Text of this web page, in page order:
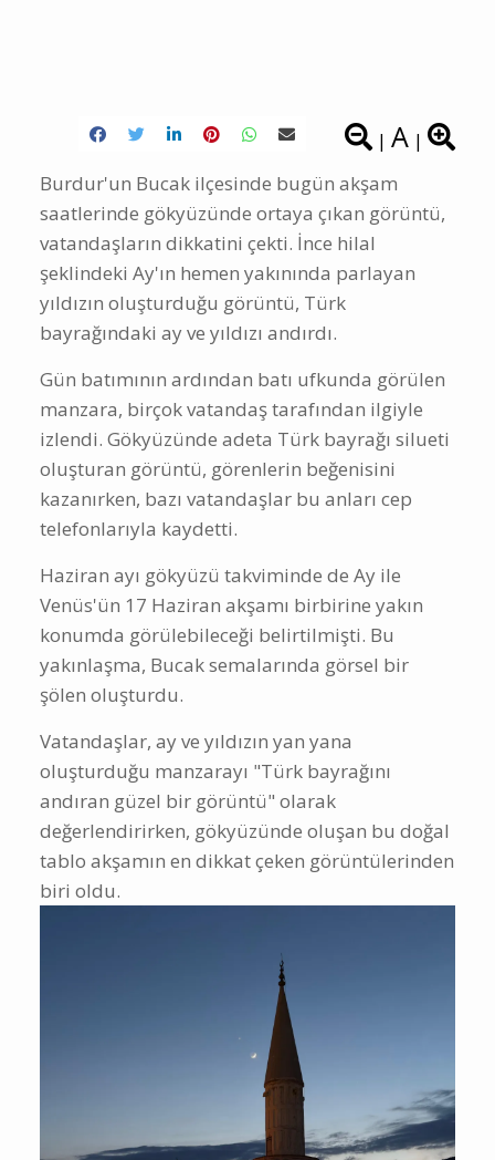
| A |
Burdur'un Bucak ilçesinde bugün akşam
saatlerinde gökyüzünde ortaya çıkan görüntü,
vatandaşların dikkatini çekti. İnce hilal
şeklindeki Ay'ın hemen yakınında parlayan
yıldızın oluşturduğu görüntü, Türk
bayrağındaki ay ve yıldızı andırdı.
Gün batımının ardından batı ufkunda görülen
manzara, birçok vatandaş tarafından ilgiyle
izlendi. Gökyüzünde adeta Türk bayrağı silueti
oluşturan görüntü, görenlerin beğenisini
kazanırken, bazı vatandaşlar bu anları cep
telefonlarıyla kaydetti.
Haziran ayı gökyüzü takviminde de Ay ile
Venüs'ün 17 Haziran akşamı birbirine yakın
konumda görülebileceği belirtilmişti. Bu
yakınlaşma, Bucak semalarında görsel bir
şölen oluşturdu.
Vatandaşlar, ay ve yıldızın yan yana
oluşturduğu manzarayı "Türk bayrağını
andıran güzel bir görüntü" olarak
değerlendirirken, gökyüzünde oluşan bu doğal
tablo akşamın en dikkat çeken görüntülerinden
biri oldu.